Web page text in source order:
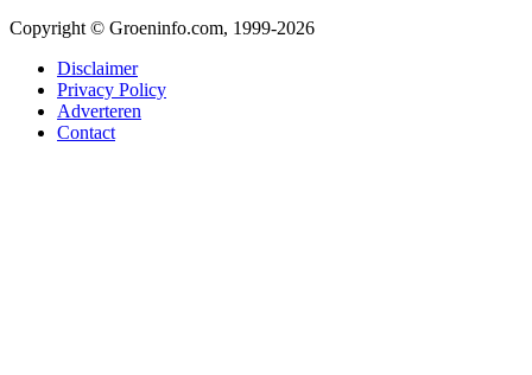
Copyright © Groeninfo.com, 1999-2026
Disclaimer
Privacy Policy
Adverteren
Contact